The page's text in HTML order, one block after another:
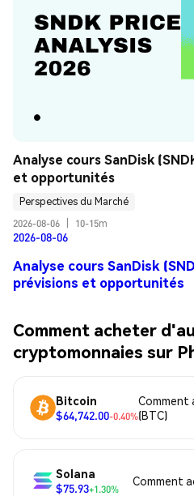
Analyse cours SanDisk
et opportunités
Perspectives du Marché
2026-08-06
10-15m
2026-08-06
Analyse cours SanDisk
prévisions et opportunités
Comment acheter
cryptomonnaies sur
Bitcoin
$64,742.00-0.40%
Comment
(BTC)
Solana
$75.93+1.30%
Comment